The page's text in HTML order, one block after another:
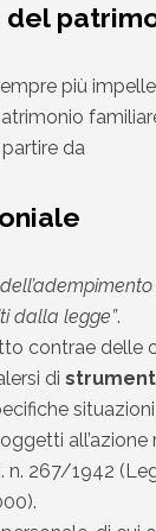
più
da
dalla legge”.
contrae
di
267/1942